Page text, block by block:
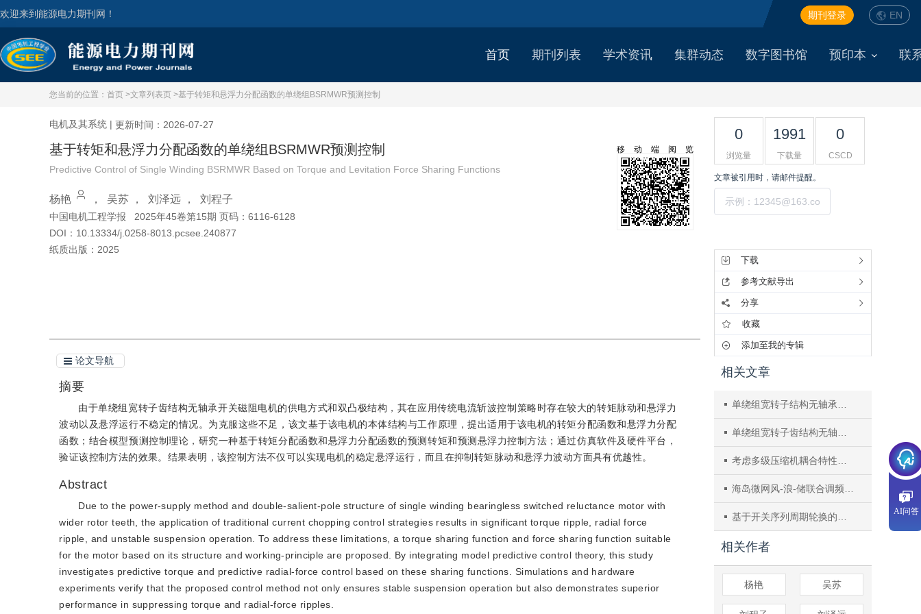
欢迎来到能源电力期刊网！ EN
期刊登录
首页 期刊列表 学术资讯 集群动态 数字图书馆 预印本 联
您当前的位置： 首页 >文章列表页 >基于转矩和悬浮力分配函数的单绕组BSRMWR预测控制
电机及其系统 | 更新时间：2026-07-27
基于转矩和悬浮力分配函数的单绕组BSRMWR预测控制
Predictive Control of Single Winding BSRMWR Based on Torque and Levitation Force Sharing Functions
杨艳 ， 吴苏 ， 刘泽远 ， 刘程子
中国电机工程学报
2025年45卷第15期 页码：6116-6128
DOI： 10.13334/j.0258-8013.pcsee.240877
纸质出版： 2025
移动端阅览
论文导航
摘要
由于单绕组宽转子齿结构无轴承开关磁阻电机的供电方式和双凸极结构，其在应用传统电流斩波控制策略时存在较大的转矩脉动和悬浮力
波动以及悬浮运行不稳定的情况。为克服这些不足，该文基于该电机的本体结构与工作原理，提出适用于该电机的转矩分配函数和悬浮力分配
函数；结合模型预测控制理论，研究一种基于转矩分配函数和悬浮力分配函数的预测转矩和预测悬浮力控制方法；通过仿真软件及硬件平台，
验证该控制方法的效果。结果表明，该控制方法不仅可以实现电机的稳定悬浮运行，而且在抑制转矩脉动和悬浮力波动方面具有优越性。
Abstract
Due to the power-supply method and double-salient-pole structure of single winding bearingless switched reluctance motor with
wider rotor teeth, the application of traditional current chopping control strategies results in significant torque ripple, radial force
ripple, and unstable suspension operation. To address these limitations, a torque sharing function and force sharing function suitable
for the motor based on its structure and working-principle are proposed. By integrating model predictive control theory, this study
investigates predictive torque and predictive radial-force control based on these sharing functions. Simulations and hardware
experiments verify that the proposed control method not only ensures stable suspension operation but also demonstrates superior
performance in suppressing torque and radial-force ripples.
0
浏览量
1991
下载量
0
CSCD
文章被引用时，请邮件提醒。
下载
参考文献导出
分享
收藏
添加至我的专辑
相关文章
单绕组宽转子结构无轴承开关磁阻电机绕组故障补偿控制
单绕组宽转子齿结构无轴承开关磁阻电机的全周期悬浮力数学模型
考虑多级压缩机耦合特性的压缩空气储能系统功率跟踪控制
海岛微网风-浪-储联合调频模型预测控制方法
基于开关序列周期轮换的单相PWM整流器模型预测结温平衡控制策略
相关作者
杨艳 吴苏
AI问答